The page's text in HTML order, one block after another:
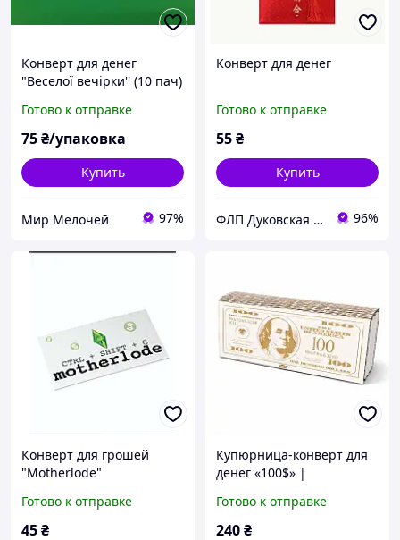
Конверт для денег
"Веселої вечірки'' (10 пач)
Готово к отправке
75₴/упаковка
Купить
Мир Мелочей 97%
Конверт для денег
Готово к отправке
55₴
Купить
ФЛП Дуковская І.М. 96%
Конверт для грошей
"Motherlode"
Готово к отправке
45₴
Купюрница-конверт для
денег «100$» |
коробка для купюр
(25,3×3,5×11,5 см)
Готово к отправке
240₴